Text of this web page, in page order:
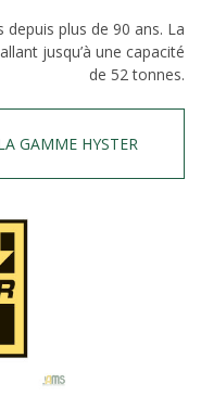
plus de 90 ans. La
jusqu’à une capacité
de 52 tonnes.
GAMME HYSTER